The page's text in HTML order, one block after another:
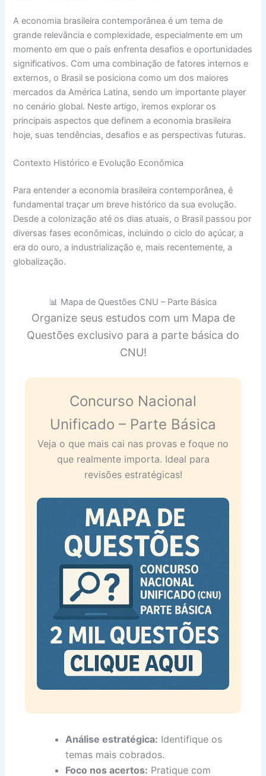
A economia brasileira contemporânea é um tema de
grande relevância e complexidade, especialmente em um
momento em que o país enfrenta desafios e oportunidades
significativos. Com uma combinação de fatores internos e
externos, o Brasil se posiciona como um dos maiores
mercados da América Latina, sendo um importante player
no cenário global. Neste artigo, iremos explorar os
principais aspectos que definem a economia brasileira
hoje, suas tendências, desafios e as perspectivas futuras.
Contexto Histórico e Evolução Econômica
Para entender a economia brasileira contemporânea, é
fundamental traçar um breve histórico da sua evolução.
Desde a colonização até os dias atuais, o Brasil passou por
diversas fases econômicas, incluindo o ciclo do açúcar, a
era do ouro, a industrialização e, mais recentemente, a
globalização.
📊 Mapa de Questões CNU – Parte Básica
Organize seus estudos com um Mapa de
Questões exclusivo para a parte básica do
CNU!
Concurso Nacional
Unificado – Parte Básica
Veja o que mais cai nas provas e foque no
que realmente importa. Ideal para
revisões estratégicas!
Análise estratégica: Identifique os
temas mais cobrados.
Foco nos acertos: Pratique com